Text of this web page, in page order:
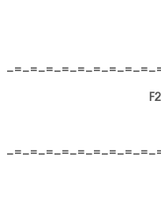
-=-=-=-=-=-=-=-=-
-=-=-=-=-=-=-=-=-